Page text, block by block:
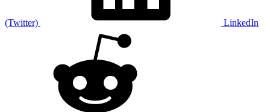
(Twitter) LinkedIn